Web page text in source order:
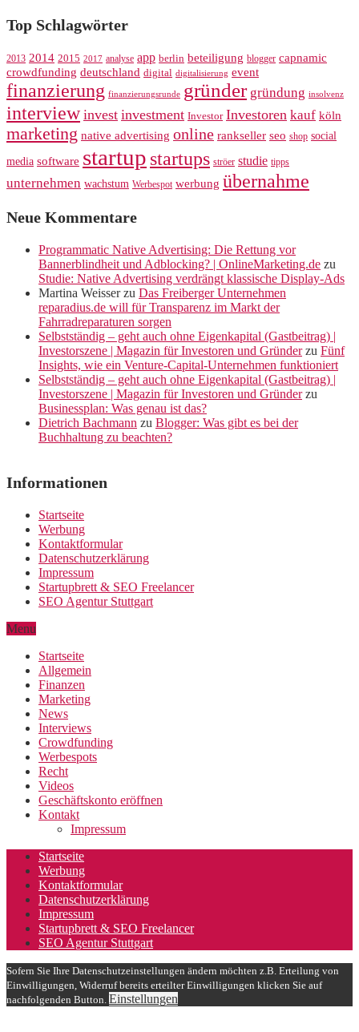
Top Schlagwörter
2013 2014 2015 2017 analyse app berlin beteiligung blogger capnamic
crowdfunding deutschland digital digitalisierung event
finanzierung finanzierungsrunde gründer gründung insolvenz
interview invest investment Investor Investoren kauf köln
marketing native advertising online rankseller seo shop social
media software startup startups ströer studie tipps
unternehmen wachstum Werbespot werbung übernahme
Neue Kommentare
Programmatic Native Advertising: Die Rettung vor
Bannerblindheit und Adblocking? | OnlineMarketing.de zu
Studie: Native Advertising verdrängt klassische Display-Ads
Martina Weisserzu Das Freiberger Unternehmen
reparadius.de will für Transparenz im Markt der
Fahrradreparaturen sorgen
Selbstständig – geht auch ohne Eigenkapital (Gastbeitrag) |
Investorszene | Magazin für Investoren und Gründerzu Fünf
Insights, wie ein Venture-Capital-Unternehmen funktioniert
Selbstständig – geht auch ohne Eigenkapital (Gastbeitrag) |
Investorszene | Magazin für Investoren und Gründerzu
Businessplan: Was genau ist das?
Dietrich Bachmann zu Blogger: Was gibt es bei der
Buchhaltung zu beachten?
Informationen
Startseite
Werbung
Kontaktformular
Datenschutzerklärung
Impressum
Startupbrett & SEO Freelancer
SEO Agentur Stuttgart
Menu
Startseite
Allgemein
Finanzen
Marketing
News
Interviews
Crowdfunding
Werbespots
Recht
Videos
Geschäftskonto eröffnen
Kontakt
Impressum
Startseite
Werbung
Kontaktformular
Datenschutzerklärung
Impressum
Startupbrett & SEO Freelancer
SEO Agentur Stuttgart
Sofern Sie Ihre Datenschutzeinstellungen ändern möchten z.B. Erteilung von
Einwilligungen, Widerruf bereits erteilter Einwilligungen klicken Sie auf
nachfolgenden Button. Einstellungen